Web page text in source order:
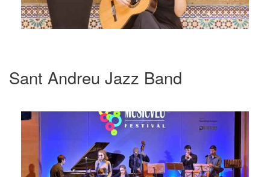
Sant Andreu Jazz Band